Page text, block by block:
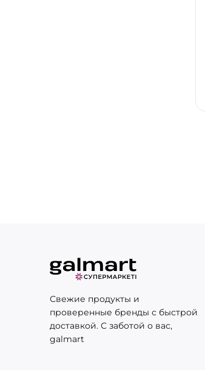
Свежие продукты и
проверенные бренды с быстрой
доставкой. С заботой о вас,
galmart